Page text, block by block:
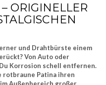
ORIGINELLER
und Drahtbürste einem
Von Auto oder
Korrosion schell entfernen.
rotbraune Patina ihren
Außenbereich großer